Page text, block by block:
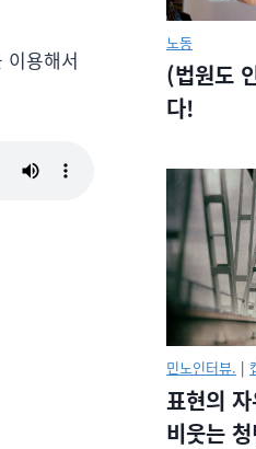
이용해서
노동
(법원도
다!
민노인터뷰. |
표현의
비웃는